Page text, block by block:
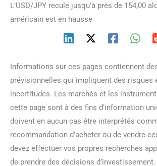
L’USD/JPY recule jusqu’à près de 154,00
américain est en hausse
Informations sur ces pages contiennent
prévisionnelles qui impliquent des risques
incertitudes. Les marchés et les
cette page sont à des fins d’information
doivent en aucun cas être interprétés
recommandation d’acheter ou de vendre
devez effectuer vos propres recherches
de prendre des décisions